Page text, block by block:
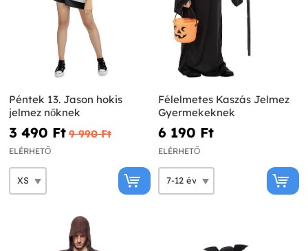
Péntek 13. Jason hokis
jelmez nőknek
3 490 Ft‎ 9 990 Ft‎
ELÉRHETŐ
Félelmetes Kaszás Jelmez
Gyermekeknek
6 190 Ft‎
ELÉRHETŐ